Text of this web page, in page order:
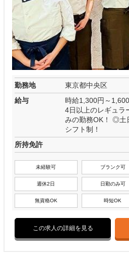
勤務地
東京都中央区
給与
時給1,300円～
4日以上のレギュ
みの勤務OK！ ◎土
シフト制！
所持免許
未経験可 ブランク可
週休2日 日勤のみ可
無資格OK 時短OK
この求人の詳細を見る